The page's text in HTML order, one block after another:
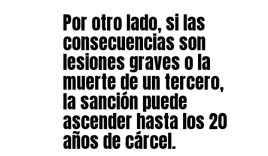
Por otro lado, si las
consecuencias son
lesiones graves o la
muerte de un tercero,
la sanción puede
ascender hasta los 20
años de cárcel.